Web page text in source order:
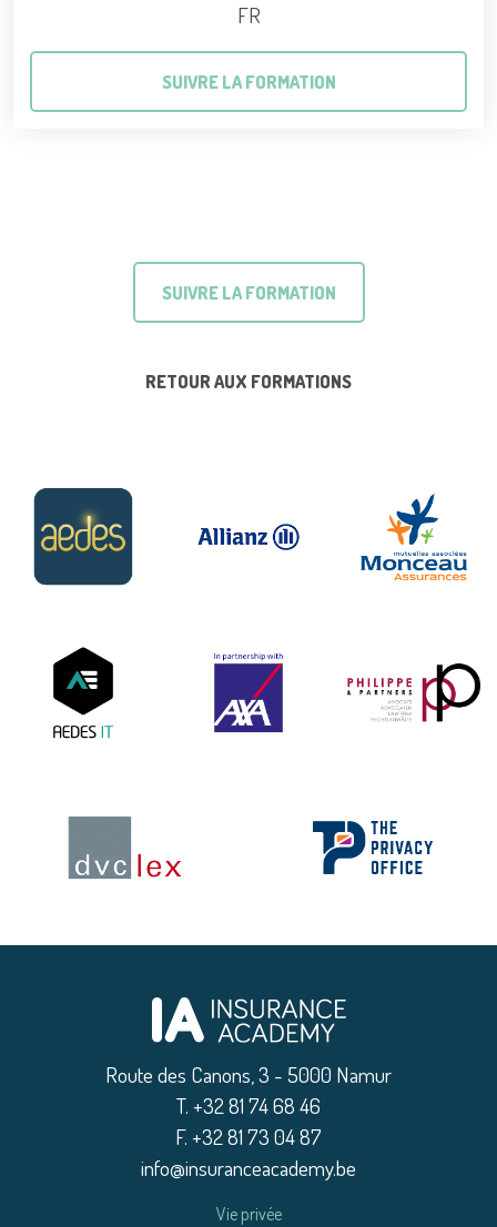
FR
SUIVRE LA FORMATION
SUIVRE LA FORMATION
RETOUR AUX FORMATIONS
Route des Canons, 3 - 5000 Namur
|
T. +32 81 74 68 46
|
F. +32 81 73 04 87
|
info@insuranceacademy.be
Vie privée